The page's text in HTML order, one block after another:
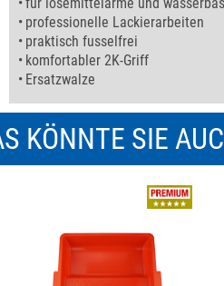
professionelle Lackierarbeiten
praktisch fusselfrei
komfortabler 2K-Griff
Ersatzwalze
KÖNNTE SIE